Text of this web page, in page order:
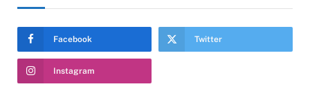
Facebook Twitter
Instagram